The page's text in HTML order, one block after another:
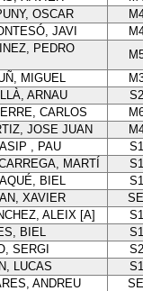
OSCAR
JAVI
PEDRO
MIGUEL
ARNAU
CARLOS
JOSE JUAN
, PAU
MARTÍ
BIEL
XAVIER
ALEIX [A]
BIEL
SERGI
LUCAS
ANDREU